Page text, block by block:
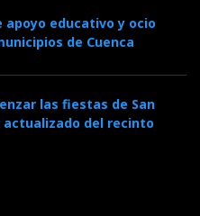
apoyo educativo y ocio
de Cuenca
las fiestas de San
actualizado del recinto